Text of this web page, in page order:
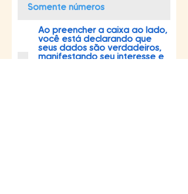
Ao preencher a caixa ao lado,
você está declarando que
seus dados são verdadeiros,
manifestando seu interesse e